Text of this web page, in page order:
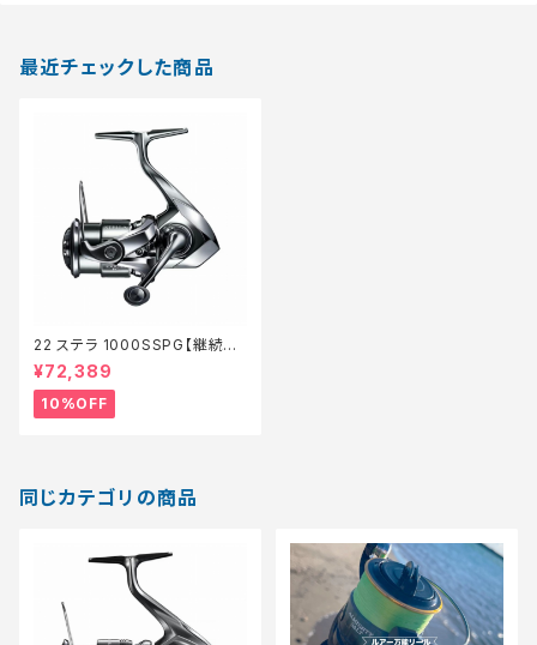
最近チェックした商品
22 ステラ 1000SSPG【継続セ
ール_リール】【10】
¥72,389
10%OFF
同じカテゴリの商品